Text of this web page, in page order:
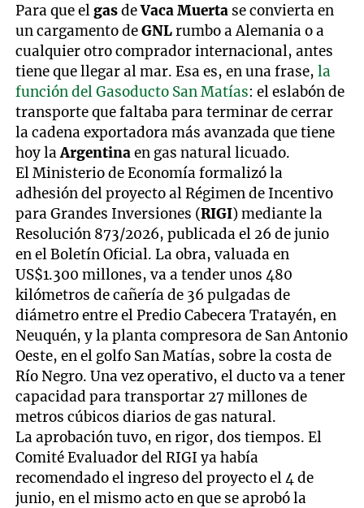
Para que elgasdeVaca Muerta se convierta en
un cargamento deGNLrumbo a Alemania o a
cualquier otro comprador internacional, antes
tiene que llegar al mar. Esa es, en una frase, la
función del Gasoducto San Matías: el eslabón de
transporte que faltaba para terminar de cerrar
la cadena exportadora más avanzada que tiene
hoy laArgentinaen gas natural licuado.
El Ministerio de Economía formalizó la
adhesión del proyecto al Régimen de Incentivo
para Grandes Inversiones (RIGI) mediante la
Resolución 873/2026, publicada el 26 de junio
en el Boletín Oficial. La obra, valuada en
US$1.300 millones, va a tender unos 480
kilómetros de cañería de 36 pulgadas de
diámetro entre el Predio Cabecera Tratayén, en
Neuquén, y la planta compresora de San Antonio
Oeste, en el golfo San Matías, sobre la costa de
Río Negro. Una vez operativo, el ducto va a tener
capacidad para transportar 27 millones de
metros cúbicos diarios de gas natural.
La aprobación tuvo, en rigor, dos tiempos. El
Comité Evaluador del RIGI ya había
recomendado el ingreso del proyecto el 4 de
junio, en el mismo acto en que se aprobó la